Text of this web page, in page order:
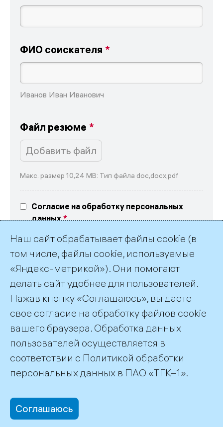
ФИО соискателя
Иванов Иван Иванович
Файл резюме
Добавить файл
Макс. размер 10,24 MB: Тип файла doc,docx,pdf
Согласие на обработку персональных
данных
персональных данных в соответствие
с текстомсогласияиполитикой обработки
персональных данных ПАО «ТГК-1»
©2026 ПАО «ТГК–1»
office@tgc1.ru
Наш сайт обрабатывает файлы cookie (в
том числе, файлы cookie, используемые
«Яндекс-метрикой»). Они помогают
делать сайт удобнее для пользователей.
Нажав кнопку «Соглашаюсь», вы даете
свое согласие на обработку файлов cookie
вашего браузера. Обработка данных
пользователей осуществляется в
соответствии с Политикой обработки
персональных данных в ПАО «ТГК–1».
Соглашаюсь